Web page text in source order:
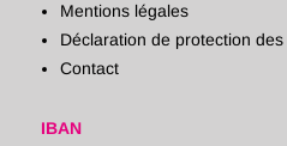
Mentions légales
Déclaration de protection
Contact
IBAN